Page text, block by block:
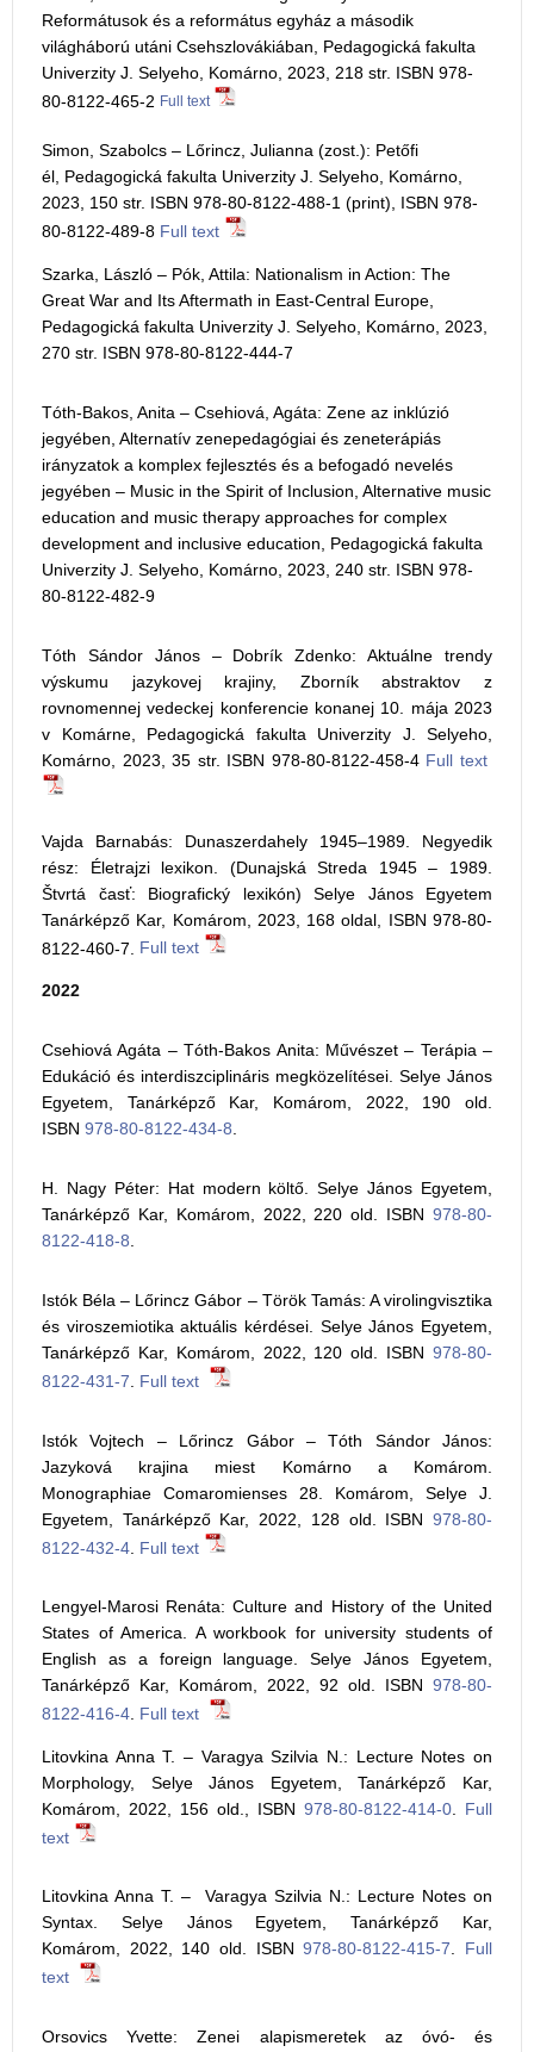
Reformátusok és a református egyház a második
világháború utáni Csehszlovákiában, Pedagogická fakulta
Univerzity J. Selyeho, Komárno, 2023, 218 str. ISBN 978-
80-8122-465-2 Full text
Simon, Szabolcs – Lőrincz, Julianna (zost.): Petőfi
él, Pedagogická fakulta Univerzity J. Selyeho, Komárno,
2023, 150 str. ISBN 978-80-8122-488-1 (print), ISBN 978-
80-8122-489-8 Full text
Szarka, László – Pók, Attila: Nationalism in Action: The
Great War and Its Aftermath in East-Central Europe,
Pedagogická fakulta Univerzity J. Selyeho, Komárno, 2023,
270 str. ISBN 978-80-8122-444-7
Tóth-Bakos, Anita – Csehiová, Agáta: Zene az inklúzió
jegyében, Alternatív zenepedagógiai és zeneterápiás
irányzatok a komplex fejlesztés és a befogadó nevelés
jegyében – Music in the Spirit of Inclusion, Alternative music
education and music therapy approaches for complex
development and inclusive education, Pedagogická fakulta
Univerzity J. Selyeho, Komárno, 2023, 240 str. ISBN 978-
80-8122-482-9
Tóth Sándor János – Dobrík Zdenko: Aktuálne trendy
výskumu jazykovej krajiny, Zborník abstraktov z
rovnomennej vedeckej konferencie konanej 10. mája 2023
v Komárne, Pedagogická fakulta Univerzity J. Selyeho,
Komárno, 2023, 35 str. ISBN 978-80-8122-458-4 Full text
Vajda Barnabás: Dunaszerdahely 1945–1989. Negyedik
rész: Életrajzi lexikon. (Dunajská Streda 1945 – 1989.
Štvrtá časť: Biografický lexikón) Selye János Egyetem
Tanárképző Kar, Komárom, 2023, 168 oldal, ISBN 978-80-
8122-460-7. Full text
2022
Csehiová Agáta – Tóth-Bakos Anita: Művészet – Terápia –
Edukáció és interdiszciplináris megközelítései. Selye János
Egyetem, Tanárképző Kar, Komárom, 2022, 190 old.
ISBN 978-80-8122-434-8
H. Nagy Péter: Hat modern költő. Selye János Egyetem,
Tanárképző Kar, Komárom, 2022, 220 old. ISBN 978-80-
8122-418-8
Istók Béla – Lőrincz Gábor – Török Tamás: A virolingvisztika
és viroszemiotika aktuális kérdései. Selye János Egyetem,
Tanárképző Kar, Komárom, 2022, 120 old. ISBN 978-80-
8122-431-7
Full text
Istók Vojtech – Lőrincz Gábor – Tóth Sándor János:
Jazyková krajina miest Komárno a Komárom.
Monographiae Comaromienses 28. Komárom, Selye J.
Egyetem, Tanárképző Kar, 2022, 128 old. ISBN 978-80-
8122-432-4 Full text
Lengyel-Marosi Renáta: Culture and History of the United
States of America. A workbook for university students of
English as a foreign language. Selye János Egyetem,
Tanárképző Kar, Komárom, 2022, 92 old. ISBN 978-80-
8122-416-4 Full text
Litovkina Anna T. – Varagya Szilvia N.: Lecture Notes on
Morphology, Selye János Egyetem, Tanárképző Kar,
Komárom, 2022, 156 old., ISBN 978-80-8122-414-0
Full
text
Litovkina Anna T. – Varagya Szilvia N.: Lecture Notes on
Syntax. Selye János Egyetem, Tanárképző Kar,
Komárom, 2022, 140 old. ISBN978-80-8122-415-7. Full
text
Orsovics Yvette: Zenei alapismeretek az óvó- és